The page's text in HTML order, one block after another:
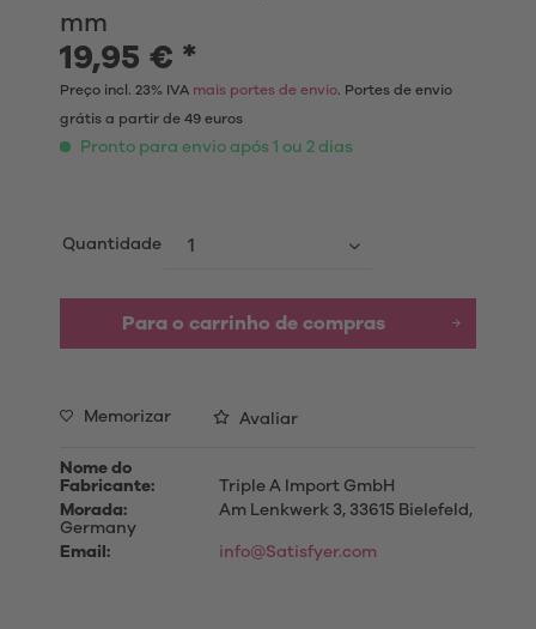
mm
19,95 € *
Preço incl. 23% IVA mais portes de envio. Portes de envio
grátis a partir de 49 euros
Pronto para envio após 1 ou 2 dias
Quantidade
Para o carrinho de compras
Memorizar Avaliar
Nome do
Fabricante:
Triple A Import GmbH
Morada:
Am Lenkwerk 3, 33615 Bielefeld,
Germany
Email:
info@Satisfyer.com